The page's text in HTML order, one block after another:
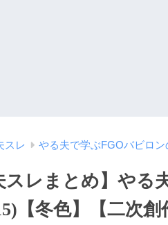
スレ やる夫で学ぶFGOバビロ
スレまとめ】や
【冬色】【二次創